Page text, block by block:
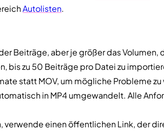
Autolisten.
Beiträge, aber je größer das Volumen,
bis zu 50 Beiträge pro Datei zu
statt MOV, um mögliche Probleme
in MP4 umgewandelt. Alle
verwende einen öffentlichen Link, der